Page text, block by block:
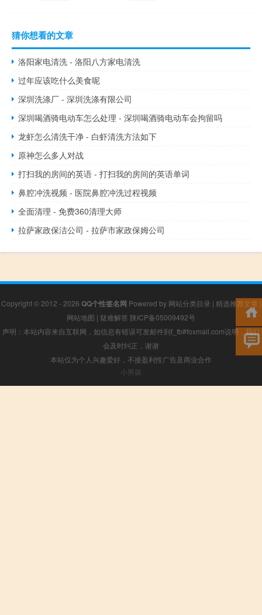
猜你想看的文章
洛阳家电清洗 - 洛阳八方家电清洗
过年应该吃什么美食呢
深圳洗涤厂 - 深圳洗涤有限公司
深圳喝酒骑电动车怎么处理 - 深圳喝酒骑电动车会拘留吗
龙虾怎么清洗干净 - 白虾清洗方法如下
原神怎么多人对战
打扫我的房间的英语 - 打扫我的房间的英语单词
鼻腔冲洗视频 - 医院鼻腔冲洗过程视频
全面清理 - 免费360清理大师
拉萨家政保洁公司 - 拉萨市家政保姆公司
Copyright © 2012 - 2026 QQ个性签名网 Powered by 网站分类目录 | 精选推荐文章 |
网站地图 | 疑难解答 陕ICP备05009492号
声明：本站内容来自互联网，如信息有错误可发邮件到f_fb#foxmail.com说明，我们
会及时纠正，谢谢
本站仅为个人兴趣爱好，不接盈利性广告及商业合作
小男孩